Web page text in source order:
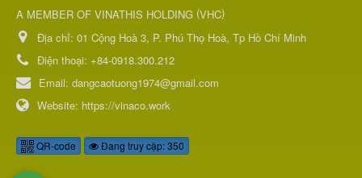
A MEMBER OF VINATHIS HOLDING (VHC)
Địa chỉ: 01 Cộng Hoà 3, P. Phú Thọ Hoà, Tp Hồ Chí Minh
Điện thoại: +84-0918.300.212
Email: dangcaotuong1974@gmail.com
Website: https://vinaco.work
QR-code Đang truy cập: 350